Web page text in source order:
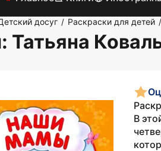
досуг / Раскраски для детей /
: Татьяна
В